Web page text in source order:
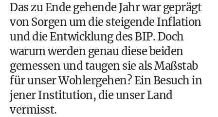
Das zu Ende gehende Jahr war geprägt
von Sorgen um die steigende Inflation
und die Entwicklung des BIP. Doch
warum werden genau diese beiden
gemessen und taugen sie als Maßstab
für unser Wohlergehen? Ein Besuch in
jener Institution, die unser Land
vermisst.